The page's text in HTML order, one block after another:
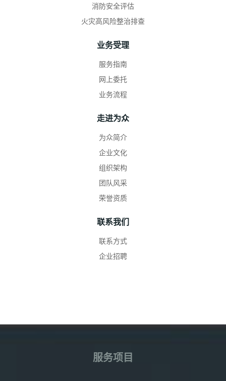
消防安全评估
火灾高风险整治排查
业务受理
服务指南
网上委托
业务流程
走进为众
为众简介
企业文化
组织架构
团队风采
荣誉资质
联系我们
联系方式
企业招聘
服务项目